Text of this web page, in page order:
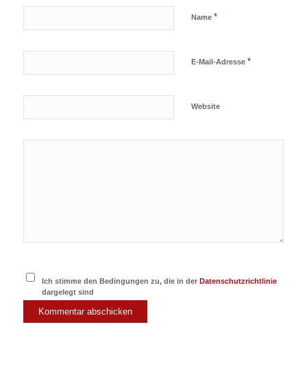
Name *
E-Mail-Adresse *
Website
Ich stimme den Bedingungen zu, die in derDatenschutzrichtlinie
dargelegt sind